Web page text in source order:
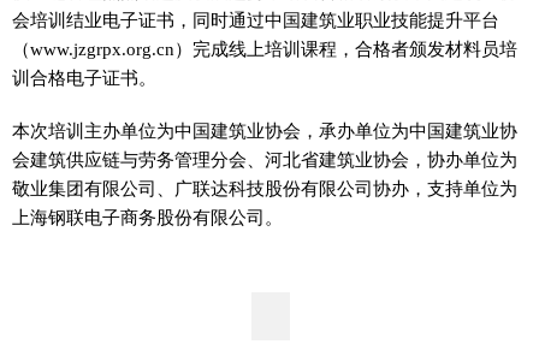
会培训结业电子证书，同时通过中国建筑业职业技能提升平台
（www.jzgrpx.org.cn）完成线上培训课程，合格者颁发材料员培
训合格电子证书。
本次培训主办单位为中国建筑业协会，承办单位为中国建筑业协
会建筑供应链与劳务管理分会、河北省建筑业协会，协办单位为
敬业集团有限公司、广联达科技股份有限公司协办，支持单位为
上海钢联电子商务股份有限公司。